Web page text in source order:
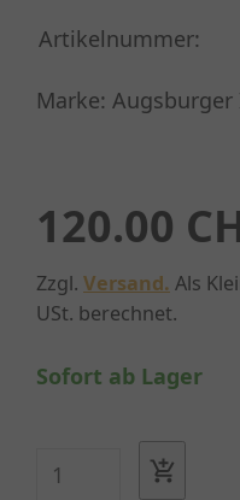
Artikelnummer:
Marke:
120.00
Zzgl. Versand. Als
USt. berechnet.
Sofort ab Lager